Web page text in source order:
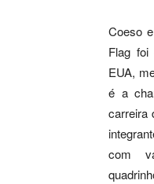
Coeso
Flag foi
EUA,
é a
carreira
com